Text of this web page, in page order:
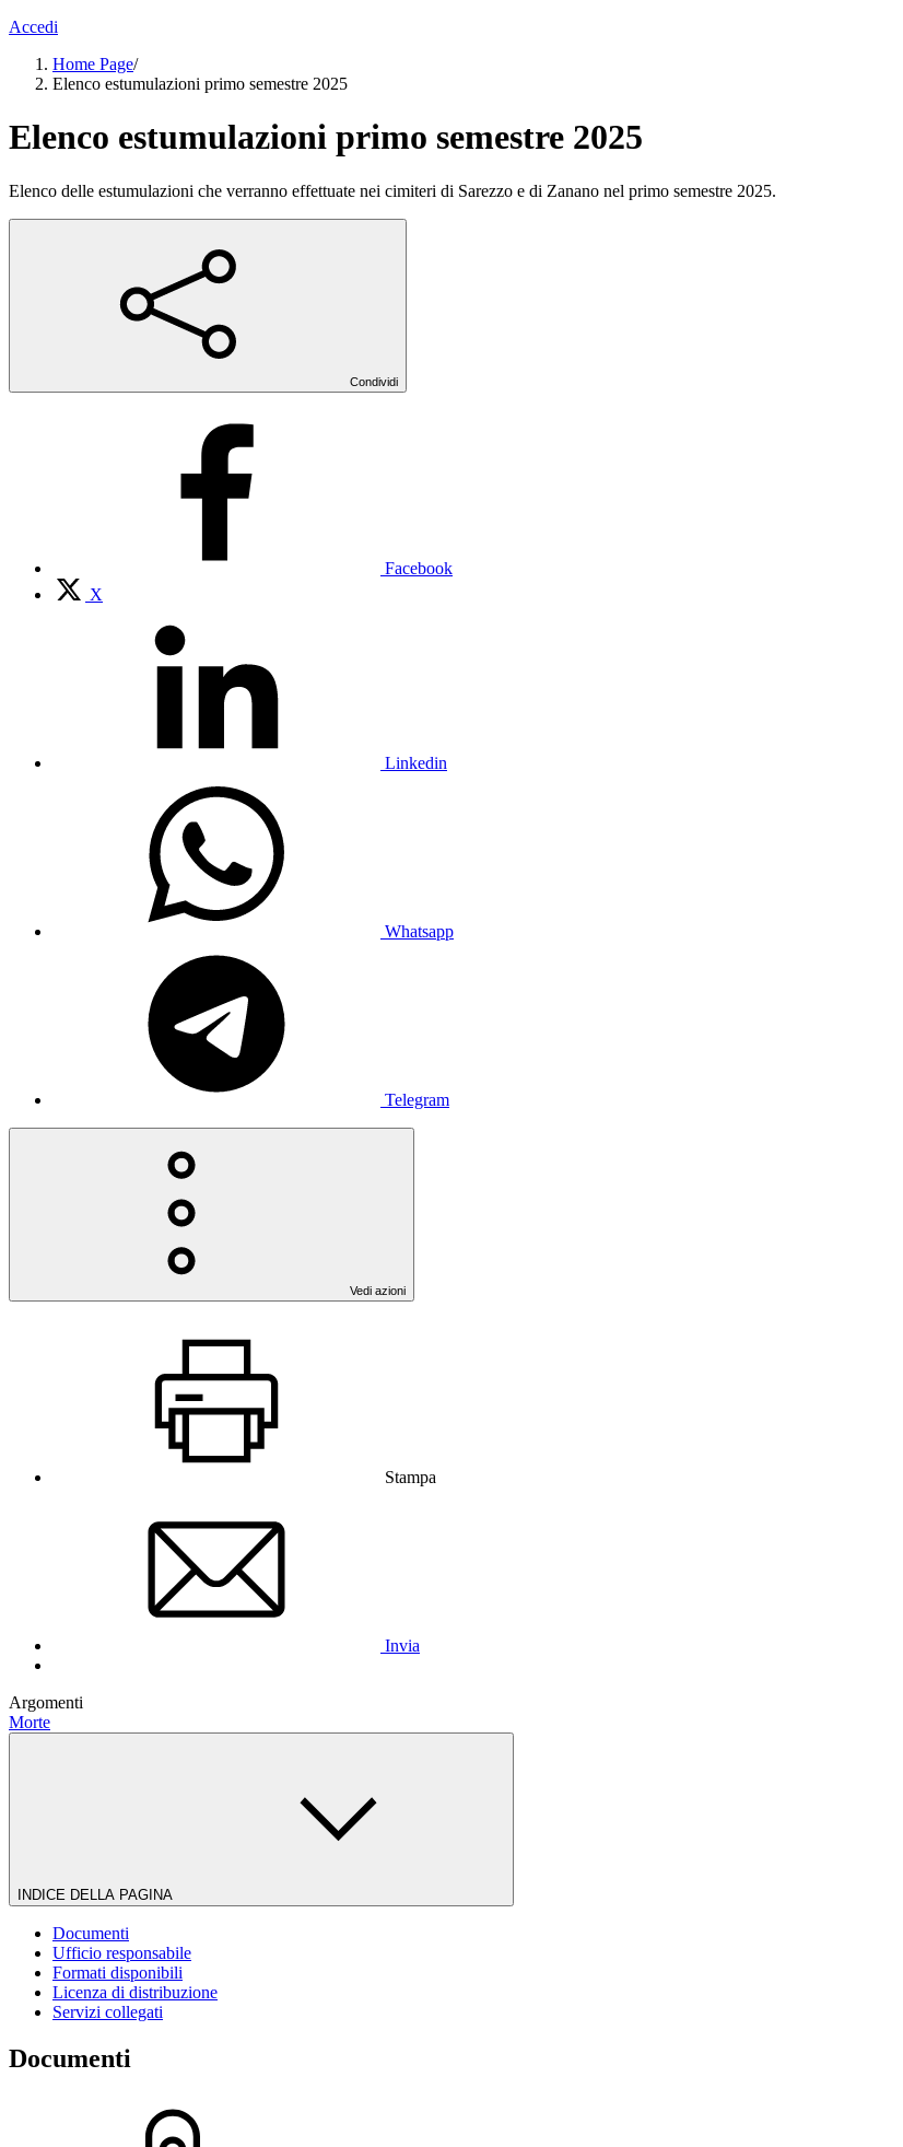
Accedi
Home Page/
Elenco estumulazioni primo semestre 2025
Elenco estumulazioni primo semestre 2025
Elenco delle estumulazioni che verranno effettuate nei cimiteri di Sarezzo e di Zanano nel primo semestre 2025.
Condividi
Facebook
X
Linkedin
Whatsapp
Telegram
Vedi azioni
Stampa
Invia
Argomenti
Morte
INDICE DELLA PAGINA
Documenti
Ufficio responsabile
Formati disponibili
Licenza di distribuzione
Servizi collegati
Documenti